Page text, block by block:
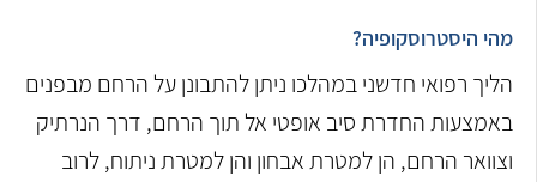
מהי היסטרוסקופיה?
הליך רפואי חדשני במהלכו ניתן להתבונן על הרחם מבפנים
באמצעות החדרת סיב אופטי אל תוך הרחם, דרך הנרתיק
וצוואר הרחם, הן למטרת אבחון והן למטרת ניתוח, לרוב